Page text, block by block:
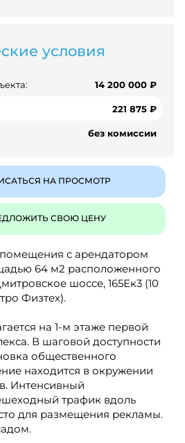
условия
14 200 000 ₽
221 875 ₽
без комиссии
НА ПРОСМОТР
СВОЮ ЦЕНУ
с арендатором
64 м2 расположенного
шоссе, 165Ек3 (10
Физтех).
на 1-м этаже первой
В шаговой доступности
общественного
находится в окружении
Интенсивный
трафик вдоль
для размещения рекламы.